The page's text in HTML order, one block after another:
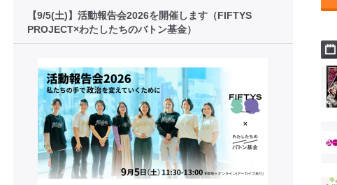
【9/5(土)】活動報告会2026を開催します（FIFTYS
PROJECT×わたしたちのバトン基金）